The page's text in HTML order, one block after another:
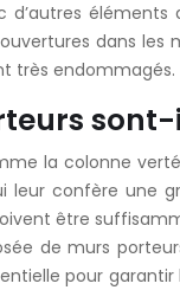
dans
très endommagés.
la colonne
confère une
être
de murs
pour